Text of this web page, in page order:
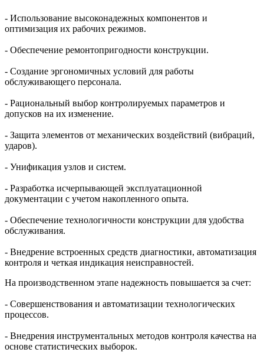
- Использование высоконадежных компонентов и
оптимизация их рабочих режимов.
- Обеспечение ремонтопригодности конструкции.
- Создание эргономичных условий для работы
обслуживающего персонала.
- Рациональный выбор контролируемых параметров и
допусков на их изменение.
- Защита элементов от механических воздействий (вибраций,
ударов).
- Унификация узлов и систем.
- Разработка исчерпывающей эксплуатационной
документации с учетом накопленного опыта.
- Обеспечение технологичности конструкции для удобства
обслуживания.
- Внедрение встроенных средств диагностики, автоматизация
контроля и четкая индикация неисправностей.
На производственном этапе надежность повышается за счет:
- Совершенствования и автоматизации технологических
процессов.
- Внедрения инструментальных методов контроля качества на
основе статистических выборок.